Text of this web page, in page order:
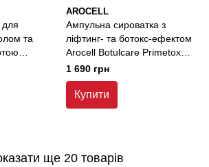
для
та
Gel
AROCELL
Ампульна сироватка з
ліфтинг- та ботокс-ефектом
Arocell Botulcare Primetox
Ampoule , 28 мл
1 690 грн
Купити
ще 20 товарів